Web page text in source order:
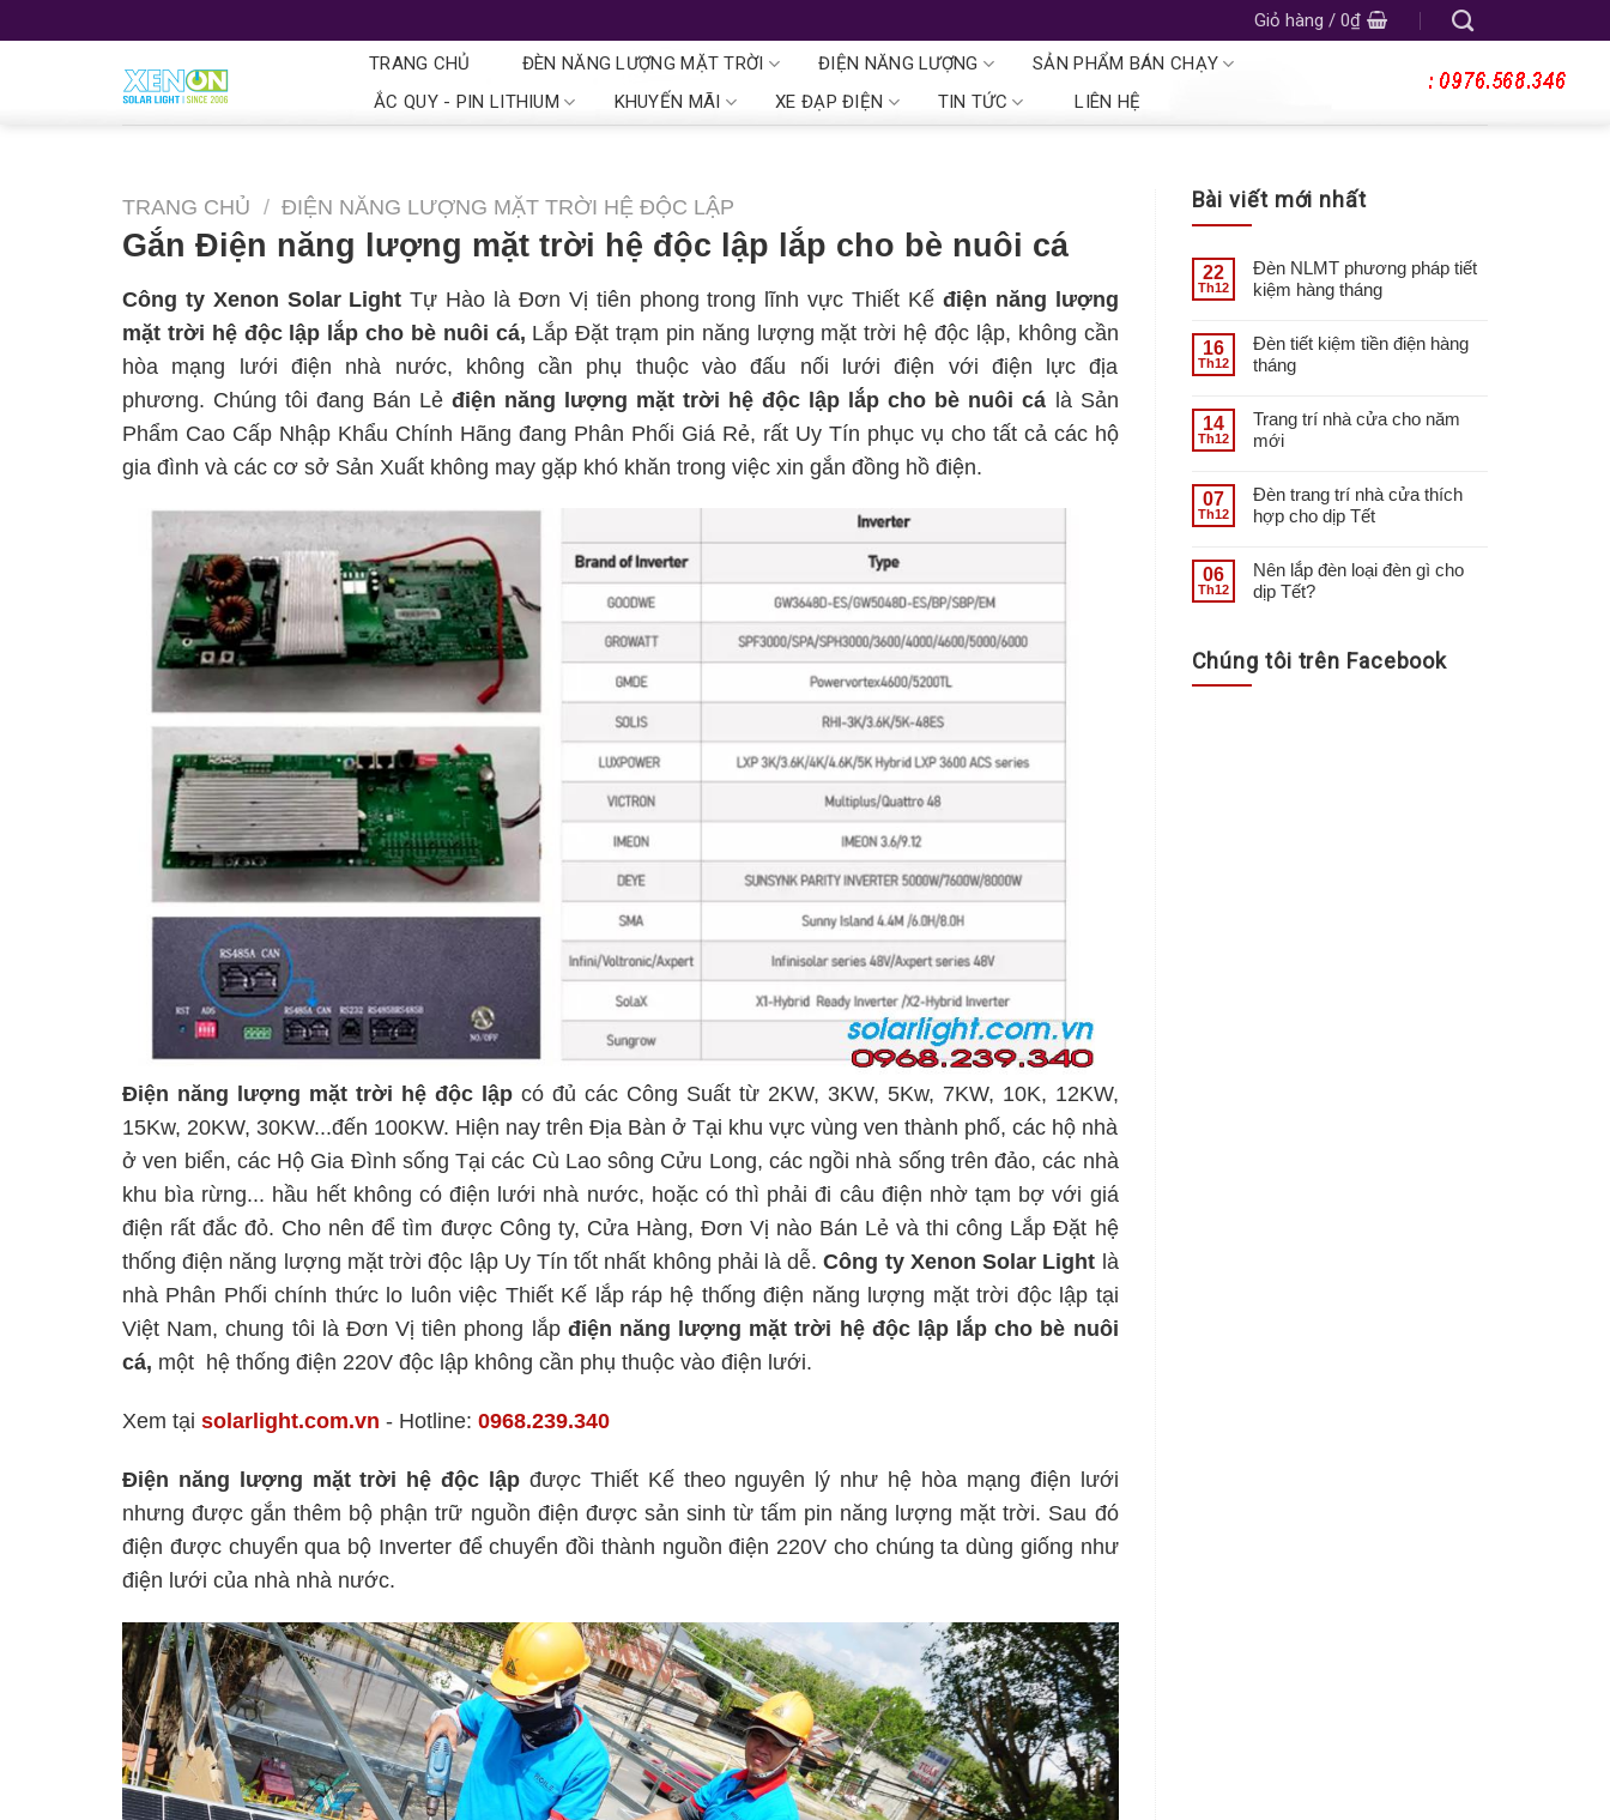
Giỏ hàng / 0₫
TRANG CHỦ
ĐÈN NĂNG LƯỢNG MẶT TRỜI ĐIỆN NĂNG LƯỢNG
SẢN PHẨM BÁN CHẠY
ẮC QUY - PIN LITHIUM
KHUYẾN MÃI XE ĐẠP ĐIỆN TIN TỨC LIÊN HỆ
TRANG CHỦ / ĐIỆN NĂNG LƯỢNG MẶT TRỜI HỆ ĐỘC LẬP
Gắn Điện năng lượng mặt trời hệ độc lập lắp cho bè nuôi cá
Công ty Xenon Solar LightTự Hào là Đơn Vị tiên phong trong lĩnh vực Thiết Kế điện năng lượng
mặt trời hệ độc lập lắp cho bè nuôi cá, Lắp Đặt trạm pin năng lượng mặt trời hệ độc lập, không cần
hòa mạng lưới điện nhà nước, không cần phụ thuộc vào đấu nối lưới điện với điện lực địa
phương. Chúng tôi đang Bán Lẻđiện năng lượng mặt trời hệ độc lập lắp cho bè nuôi cá là Sản
Phẩm Cao Cấp Nhập Khẩu Chính Hãng đang Phân Phối Giá Rẻ, rất Uy Tín phục vụ cho tất cả các hộ
gia đình và các cơ sở Sản Xuất không may gặp khó khăn trong việc xin gắn đồng hồ điện.
Điện năng lượng mặt trời hệ độc lập có đủ các Công Suất từ 2KW, 3KW, 5Kw, 7KW, 10K, 12KW,
15Kw, 20KW, 30KW...đến 100KW. Hiện nay trên Địa Bàn ở Tại khu vực vùng ven thành phố, các hộ nhà
ở ven biển, các Hộ Gia Đình sống Tại các Cù Lao sông Cửu Long, các ngồi nhà sống trên đảo, các nhà
khu bìa rừng... hầu hết không có điện lưới nhà nước, hoặc có thì phải đi câu điện nhờ tạm bợ với giá
điện rất đắc đỏ. Cho nên để tìm được Công ty, Cửa Hàng, Đơn Vị nào Bán Lẻ và thi công Lắp Đặt hệ
thống điện năng lượng mặt trời độc lập Uy Tín tốt nhất không phải là dễ.Công ty Xenon Solar Light là
nhà Phân Phối chính thức lo luôn việc Thiết Kế lắp ráp hệ thống điện năng lượng mặt trời độc lập tại
Việt Nam, chung tôi là Đơn Vị tiên phong lắp điện năng lượng mặt trời hệ độc lậplắp cho bè nuôi
cá, một hệ thống điện 220V độc lập không cần phụ thuộc vào điện lưới.
Xem tại solarlight.com.vn - Hotline: 0968.239.340
Điện năng lượng mặt trời hệ độc lập được Thiết Kế theo nguyên lý như hệ hòa mạng điện lưới
nhưng được gắn thêm bộ phận trữ nguồn điện được sản sinh từ tấm pin năng lượng mặt trời. Sau đó
điện được chuyển qua bộ Inverter để chuyển đồi thành nguồn điện 220V cho chúng ta dùng giống như
điện lưới của nhà nhà nước.
Bài viết mới nhất
22
Th12
Đèn NLMT phương pháp tiết
kiệm hàng tháng
16
Th12
Đèn tiết kiệm tiền điện hàng
tháng
14
Th12
Trang trí nhà cửa cho năm
mới
07
Th12
Đèn trang trí nhà cửa thích
hợp cho dịp Tết
06
Th12
Nên lắp đèn loại đèn gì cho
dịp Tết?
Chúng tôi trên Facebook